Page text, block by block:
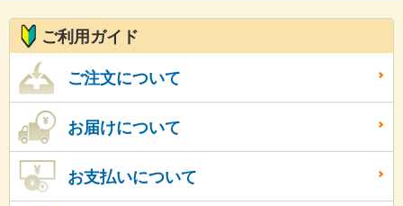
ご利用ガイド
ご注文について
お届けについて
お支払いについて